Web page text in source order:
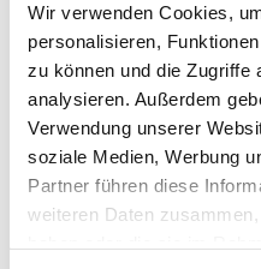
Wir verwenden Cookies,
personalisieren,
zu können und die Zugriffe
analysieren. Außerdem
Verwendung unserer
soziale Medien, Werbung
Partner führen diese
weiteren Daten
Start von Metabolic
Interesse nachgeholt
Wochen ein Infoabend in
Für Gruppen ab ca. 6
Firmen, kann der
angeboten werden.